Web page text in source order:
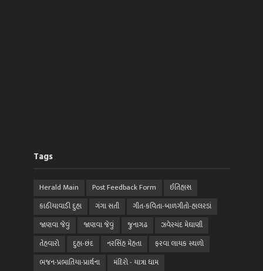
Tags
Herald Main Post Feedback Form
ઈતિહાસ
કાઠીયાવાડી દુહા
ગંગા સતી
ગીત-કવિતા-બાળગીતો-હાલરડાં
જાણવા જેવું
જાણવા જેવું જુનાગઢ
ઝવેરચંદ મેઘાણી
તેહવારો
દુહા-છંદ નરસિંહ મેહતા
ફરવા લાયક સ્થળો
ભજન-પ્રભાતિયા-પ્રાર્થના
મંદિરો - યાત્રા ધામ